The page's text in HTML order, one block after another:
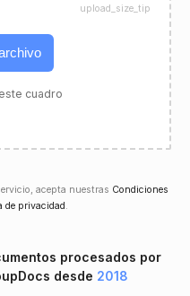
cuadro
upload_size_tip
acepta nuestras Condiciones
de privacidad .
procesados ​​por
desde 2018